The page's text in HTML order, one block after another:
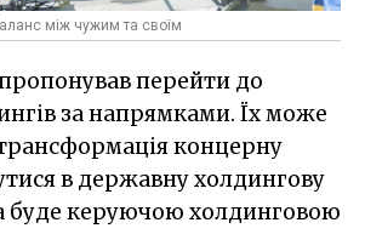
між чужим та своїм
перейти до
за напрямками. Їх може
концерну
в державну холдингову
буде керуючою холдинговою